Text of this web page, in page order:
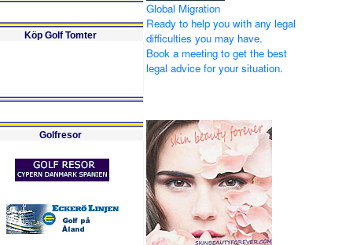
Köp Golf Tomter
Golfresor
Global Migration
Ready to help you with any legal
difficulties you may have.
Book a meeting to get the best
legal advice for your situation.